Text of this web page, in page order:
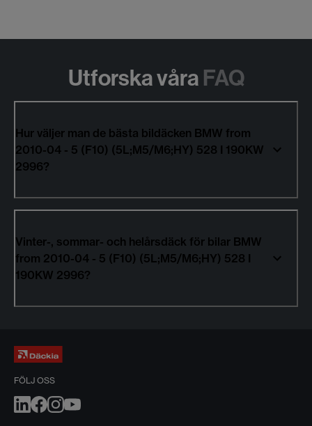
Utforska våra FAQ
Hur väljer man de bästa bildäcken BMW from
2010-04 - 5 (F10) (5L;M5/M6;HY) 528 I 190KW
2996?
Vinter-, sommar- och helårsdäck för bilar BMW
from 2010-04 - 5 (F10) (5L;M5/M6;HY) 528 I
190KW 2996?
FÖLJ OSS